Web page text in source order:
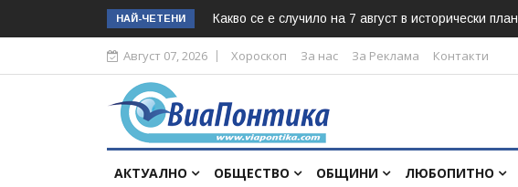
НАЙ-ЧЕТЕНИ Какво се е случило на 7 август в исторически план
Август 07, 2026 Хороскоп За нас За Реклама Контакти
АКТУАЛНО ОБЩЕСТВО ОБЩИНИ ЛЮБОПИТНО